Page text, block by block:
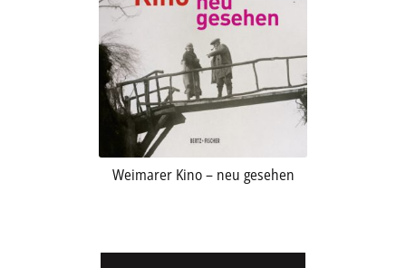
Weimarer Kino – neu gesehen